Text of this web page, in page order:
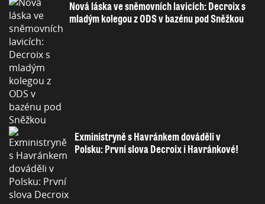
Nová láska ve sněmovních lavicích: Decroix s
mladým kolegou z ODS v bazénu pod Sněžkou
Exministryně s Havránkem dováděli v
Polsku: První slova Decroix i Havránkové!